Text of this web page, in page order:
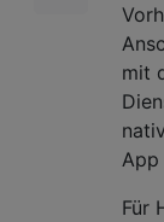
mit
Für